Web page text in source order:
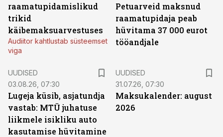
raamatupidamislikud
trikid
käibemaksuarvestuses
Audiitor kahtlustab süsteemset
viga
Petuarveid maksnud
raamatupidaja peab
hüvitama 37 000 eurot
tööandjale
UUDISED
03.08.26, 07:30
Lugeja küsib, asjatundja
vastab: MTÜ juhatuse
liikmele isikliku auto
kasutamise hüvitamine
UUDISED
31.07.26, 07:30
Maksukalender: august
2026